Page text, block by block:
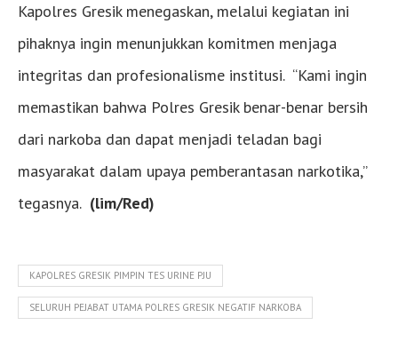
Kapolres Gresik menegaskan, melalui kegiatan ini
pihaknya ingin menunjukkan komitmen menjaga
integritas dan profesionalisme institusi. “Kami ingin
memastikan bahwa Polres Gresik benar-benar bersih
dari narkoba dan dapat menjadi teladan bagi
masyarakat dalam upaya pemberantasan narkotika,”
tegasnya. (lim/Red)
KAPOLRES GRESIK PIMPIN TES URINE PJU
SELURUH PEJABAT UTAMA POLRES GRESIK NEGATIF NARKOBA